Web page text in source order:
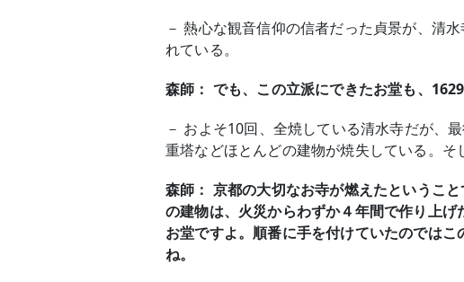
－ 熱心な観音信仰の信者だった貞景が、清
れている。
森師： でも、この立派にできたお堂も、
－ およそ10回、全焼している清水寺だが、
重塔などほとんどの建物が焼失している。そ
森師： 京都の大切なお寺が燃えたというこ
の建物は、火災からわずか４年間で作り上
お堂ですよ。順番に手を付けていたのでは
ね。